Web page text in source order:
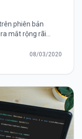
phiên bản
mắt rộng rãi
08/03/2020